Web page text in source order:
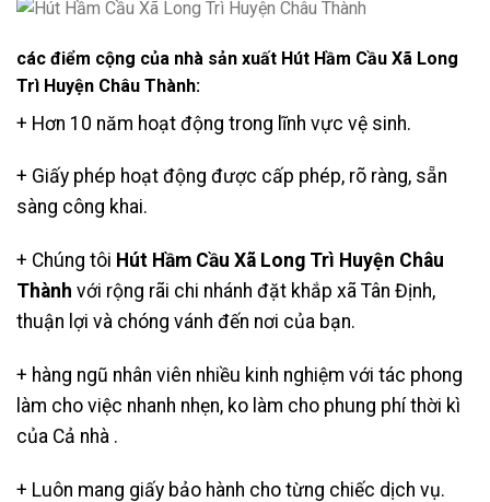
các điểm cộng của nhà sản xuất Hút Hầm Cầu Xã Long
Trì Huyện Châu Thành:
+ Hơn 10 năm hoạt động trong lĩnh vực vệ sinh.
+ Giấy phép hoạt động được cấp phép, rõ ràng, sẵn
sàng công khai.
+ Chúng tôi Hút Hầm Cầu Xã Long Trì Huyện Châu
Thành với rộng rãi chi nhánh đặt khắp xã Tân Định,
thuận lợi và chóng vánh đến nơi của bạn.
+ hàng ngũ nhân viên nhiều kinh nghiệm với tác phong
làm cho việc nhanh nhẹn, ko làm cho phung phí thời kì
của Cả nhà .
+ Luôn mang giấy bảo hành cho từng chiếc dịch vụ.